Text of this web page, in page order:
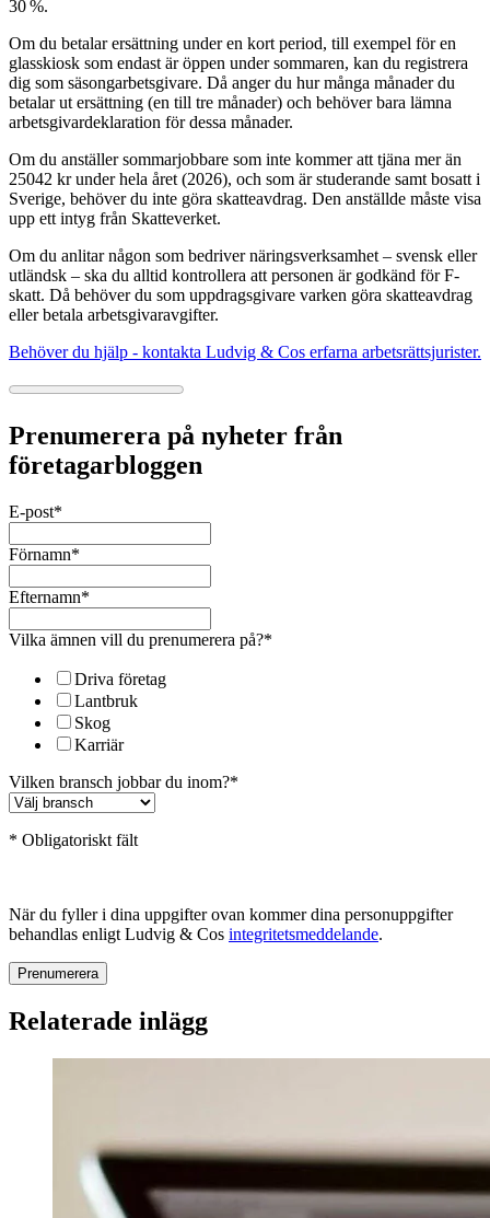
30 %.
Om du betalar ersättning under en kort period, till exempel för en
glasskiosk som endast är öppen under sommaren, kan du registrera
dig som säsongarbetsgivare. Då anger du hur många månader du
betalar ut ersättning (en till tre månader) och behöver bara lämna
arbetsgivardeklaration för dessa månader.
Om du anställer sommarjobbare som inte kommer att tjäna mer än
25042 kr under hela året (2026), och som är studerande samt bosatt i
Sverige, behöver du inte göra skatteavdrag. Den anställde måste visa
upp ett intyg från Skatteverket.
Om du anlitar någon som bedriver näringsverksamhet – svensk eller
utländsk – ska du alltid kontrollera att personen är godkänd för F-
skatt. Då behöver du som uppdragsgivare varken göra skatteavdrag
eller betala arbetsgivaravgifter.
Behöver du hjälp - kontakta Ludvig & Cos erfarna arbetsrättsjurister.
Prenumerera på nyheter från
företagarbloggen
E-post*
Förnamn*
Efternamn*
Vilka ämnen vill du prenumerera på?*
Driva företag
Lantbruk
Skog
Karriär
Vilken bransch jobbar du inom?*
* Obligatoriskt fält
När du fyller i dina uppgifter ovan kommer dina personuppgifter
behandlas enligt Ludvig & Cos integritetsmeddelande.
Relaterade inlägg